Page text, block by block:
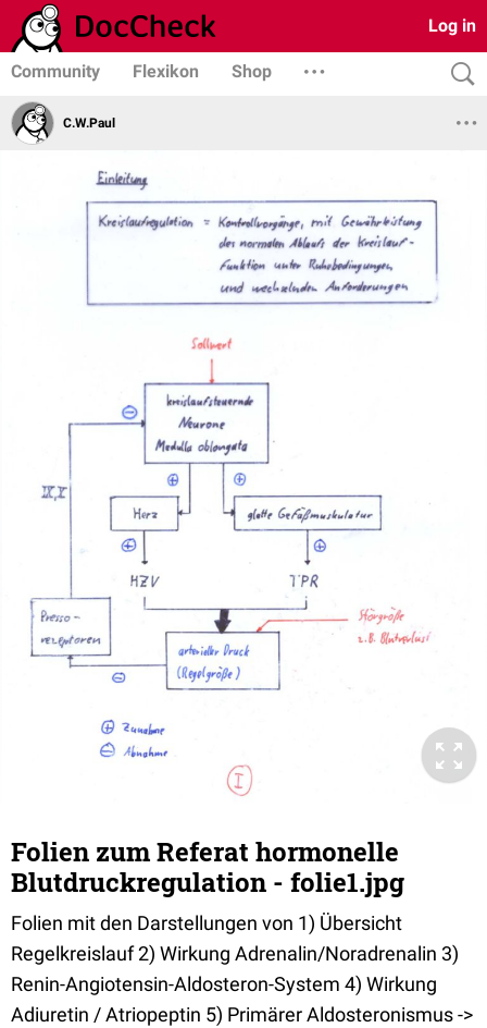
Log in
Community Flexikon Shop
C.W.Paul
Folien zum Referat hormonelle
Blutdruckregulation - folie1.jpg
Folien mit den Darstellungen von 1) Übersicht
Regelkreislauf 2) Wirkung Adrenalin/Noradrenalin 3)
Renin-Angiotensin-Aldosteron-System 4) Wirkung
Adiuretin / Atriopeptin 5) Primärer Aldosteronismus ->